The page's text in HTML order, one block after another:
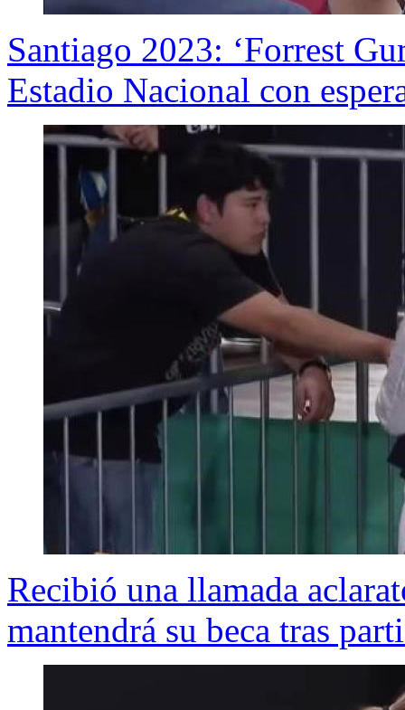
Santiago 2023: ‘Forrest
Estadio Nacional con
Recibió una llamada
mantendrá su beca tras